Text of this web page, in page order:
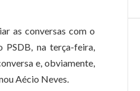
as conversas com o
PSDB, na terça-feira,
e, obviamente,
Aécio Neves.